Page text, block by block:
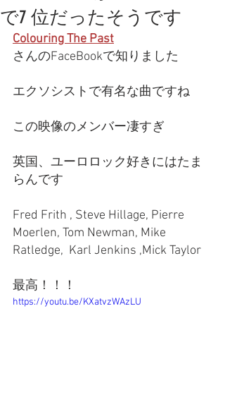
で7 位だったそうです
Colouring The Past
さんのFaceBookで知りました
エクソシストで有名な曲ですね
この映像のメンバー凄すぎ
英国、ユーロロック好きにはたま
らんです
Fred Frith , Steve Hillage, Pierre
Moerlen, Tom Newman, Mike
Ratledge,  Karl Jenkins ,Mick Taylor
最高！！！
https://youtu.be/KXatvzWAzLU